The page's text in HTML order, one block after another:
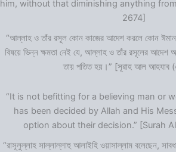
him, without that diminishing anything
2674]
“আল্লাহ ও তাঁর রসূল কোন কাজের আদেশ করলে কোন
বিষয়ে ভিন্ন ক্ষমতা নেই যে, আল্লাহ ও তাঁর রসূলের আদেশ
তায় পতিত হয়।” [সূরাহ আল আহযাব
“It is not befitting for a believing man or
has been decided by Allah and His
option about their decision.” [Surah
“রাসূলুল্লাহ সাল্লাল্লাহু আলাইহি ওয়াসাল্লাম বলেছেন,